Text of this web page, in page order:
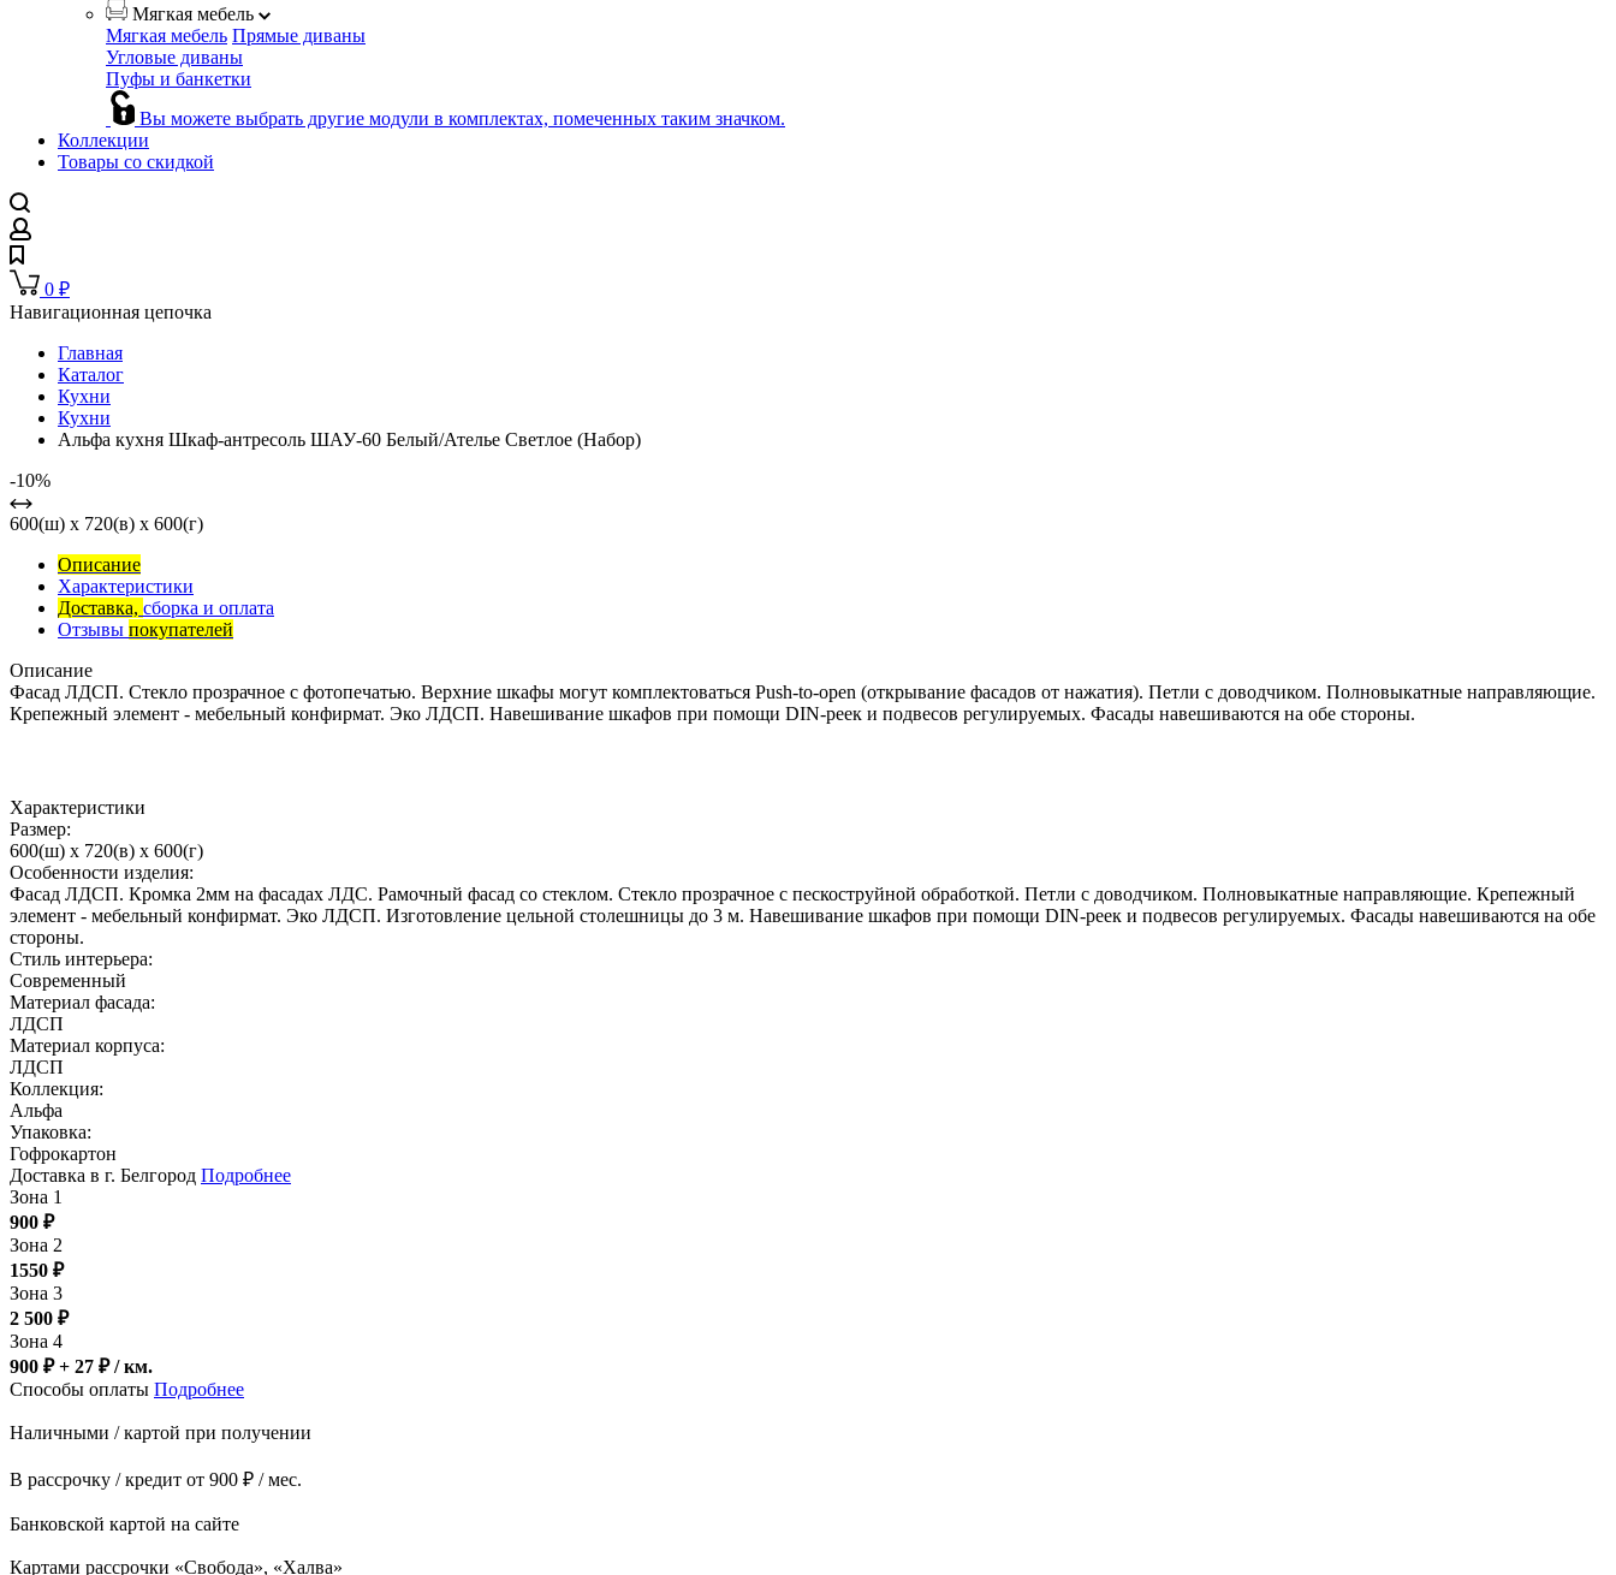
Мягкая мебель
Мягкая мебель Прямые диваны
Угловые диваны
Пуфы и банкетки
Вы можете выбрать другие модули в комплектах, помеченных таким значком.
Коллекции
Товары со скидкой
0 ₽
Навигационная цепочка
Главная
Каталог
Кухни
Кухни
Альфа кухня Шкаф-антресоль ШАУ-60 Белый/Ателье Светлое (Набор)
-10%
600(ш) x 720(в) x 600(г)
Описание
Характеристики
Доставка, сборка и оплата
Отзывы покупателей
Описание
Фасад ЛДСП. Стекло прозрачное с фотопечатью. Верхние шкафы могут комплектоваться Push-to-open (открывание фасадов от нажатия). Петли с доводчиком. Полновыкатные направляющие.
Крепежный элемент - мебельный конфирмат. Эко ЛДСП. Навешивание шкафов при помощи DIN-реек и подвесов регулируемых. Фасады навешиваются на обе стороны.
Характеристики
Размер:
600(ш) x 720(в) x 600(г)
Особенности изделия:
Фасад ЛДСП. Кромка 2мм на фасадах ЛДС. Рамочный фасад со стеклом. Стекло прозрачное с пескоструйной обработкой. Петли с доводчиком. Полновыкатные направляющие. Крепежный
элемент - мебельный конфирмат. Эко ЛДСП. Изготовление цельной столешницы до 3 м. Навешивание шкафов при помощи DIN-реек и подвесов регулируемых. Фасады навешиваются на обе
стороны.
Стиль интерьера:
Современный
Материал фасада:
ЛДСП
Материал корпуса:
ЛДСП
Коллекция:
Альфа
Упаковка:
Гофрокартон
Доставка в г. Белгород Подробнее
Зона 1
900 ₽
Зона 2
1550 ₽
Зона 3
2 500 ₽
Зона 4
900 ₽ + 27 ₽/ км.
Способы оплаты Подробнее
Наличными / картой при получении
В рассрочку / кредит от 900 ₽ / мес.
Банковской картой на сайте
Картами рассрочки «Свобода», «Халва»